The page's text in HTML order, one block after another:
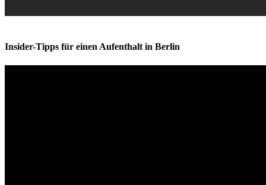
Insider-Tipps für einen Aufenthalt in Berlin